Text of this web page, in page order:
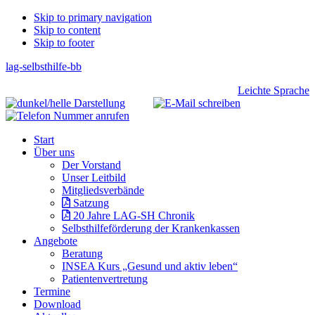
Skip
links
Skip to primary navigation
Skip to content
Skip to footer
lag-selbsthilfe-bb
Header
Right
Leichte Sprache
navigation
Start
Über uns
Der Vorstand
Unser Leitbild
Mitgliedsverbände
Satzung
20 Jahre LAG-SH Chronik
Selbsthilfeförderung der Krankenkassen
Angebote
Beratung
INSEA Kurs „Gesund und aktiv leben“
Patientenvertretung
Termine
Download